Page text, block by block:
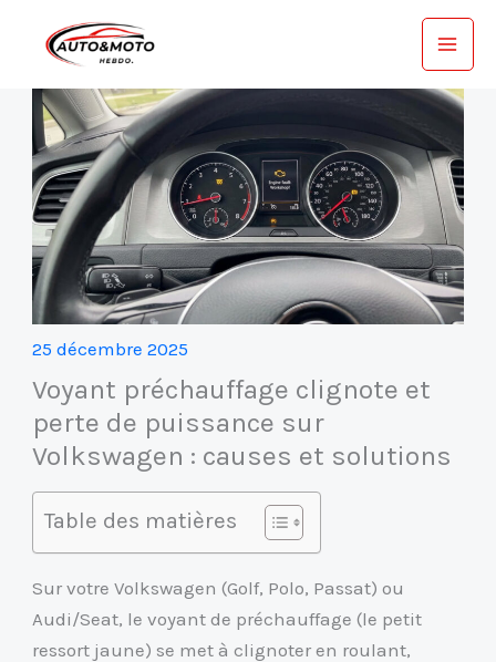
25 décembre 2025
Voyant préchauffage clignote et
perte de puissance sur
Volkswagen : causes et solutions
Table des matières
Sur votre Volkswagen (Golf, Polo, Passat) ou
Audi/Seat, le voyant de préchauffage (le petit
ressort jaune) se met à clignoter en roulant,